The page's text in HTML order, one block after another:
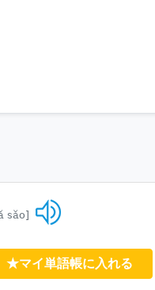
sǎo]
★マイ単語帳に入れる